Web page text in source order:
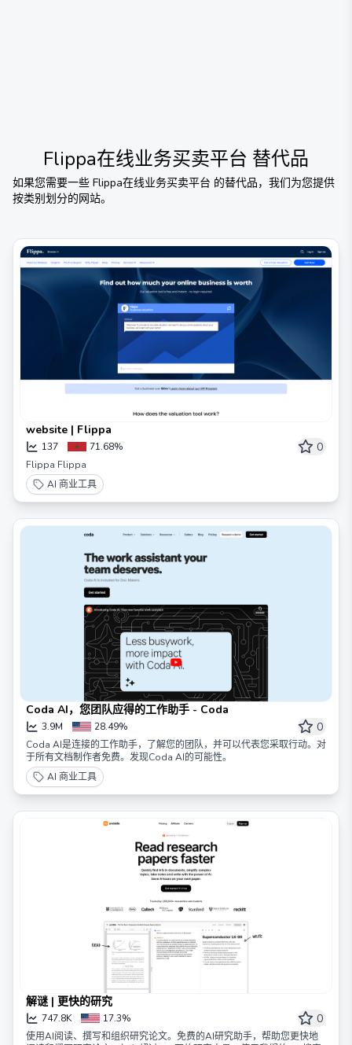
Flippa在线业务买卖平台 替代品
如果您需要一些 Flippa在线业务买卖平台 的替代品，我们为您提供
按类别划分的网站。
website | Flippa
137 71.68% 0
Flippa Flippa
AI 商业工具
Coda AI，您团队应得的工作助手 - Coda
3.9M 28.49% 0
Coda AI是连接的工作助手，了解您的团队，并可以代表您采取行动。对
于所有文档制作者免费。发现Coda AI的可能性。
AI 商业工具
解谜 | 更快的研究
747.8K 17.3% 0
使用AI阅读、撰写和组织研究论文。免费的AI研究助手，帮助您更快地